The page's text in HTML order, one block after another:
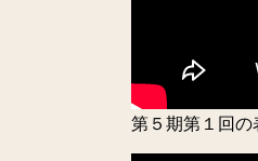
第５期第１回の